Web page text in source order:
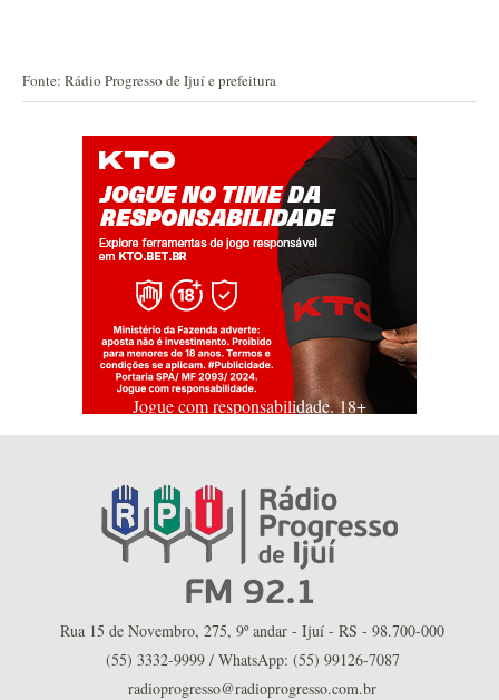
Fonte: Rádio Progresso de Ijuí e prefeitura
Jogue com responsabilidade. 18+
Rua 15 de Novembro, 275, 9º andar - Ijuí - RS - 98.700-000
(55) 3332-9999 / WhatsApp: (55) 99126-7087
radioprogresso@radioprogresso.com.br